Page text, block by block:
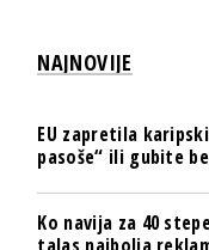
NAJNOVIJE
EU zapretila
pasoše“ ili gubite
Ko navija za 40